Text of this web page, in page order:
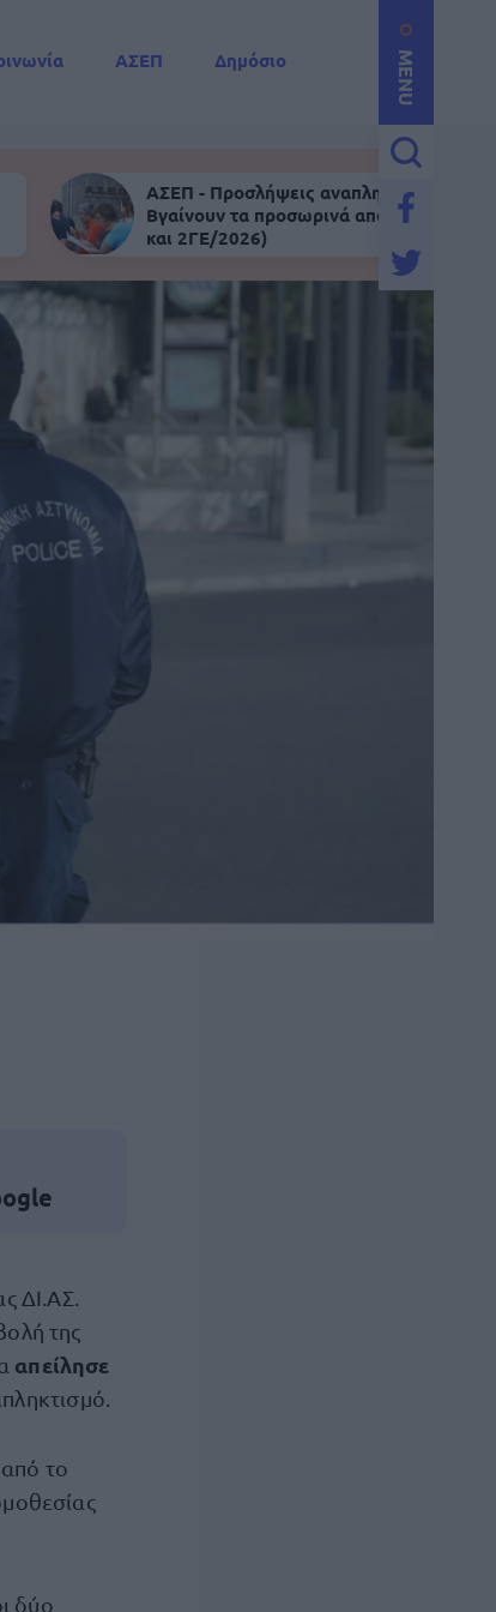
MENU
ΑΣΕΠ
Δημόσιο
ΑΣΕΠ - Προσλήψεις αναπληρωτών:
Βγαίνουν τα προσωρινά αποτελέσματα
και 2ΓΕ/2026)
ΔΙ.ΑΣ.
της
απείλησε
από το
δύο